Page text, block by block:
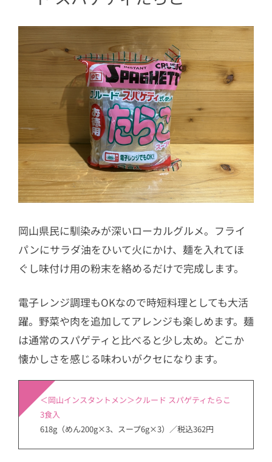
岡山県民に馴染みが深いローカルグルメ。フライ
パンにサラダ油をひいて火にかけ、麺を入れてほ
ぐし味付け用の粉末を絡めるだけで完成します。
電子レンジ調理もOKなので時短料理としても大活
躍。野菜や肉を追加してアレンジも楽しめます。麺
は通常のスパゲティと比べると少し太め。どこか
懐かしさを感じる味わいがクセになります。
＜岡山インスタントメン＞クルード スパゲティたらこ
3食入
618g（めん200g×3、スープ6g×3）／税込362円